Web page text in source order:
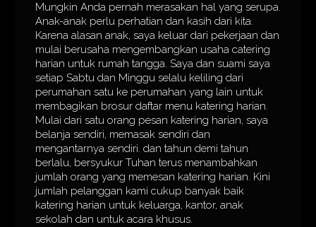
Mungkin Anda pernah merasakan hal yang serupa.
Anak-anak perlu perhatian dan kasih dari kita.
Karena alasan anak, saya keluar dari pekerjaan dan
mulai berusaha mengembangkan usaha catering
harian untuk rumah tangga. Saya dan suami saya
setiap Sabtu dan Minggu selalu keliling dari
perumahan satu ke perumahan yang lain untuk
membagikan brosur daftar menu katering harian.
Mulai dari satu orang pesan katering harian, saya
belanja sendiri, memasak sendiri dan
mengantarnya sendiri. dan tahun demi tahun
berlalu, bersyukur Tuhan terus menambahkan
jumlah orang yang memesan katering harian. Kini
jumlah pelanggan kami cukup banyak baik
katering harian untuk keluarga, kantor, anak
sekolah dan untuk acara khusus.